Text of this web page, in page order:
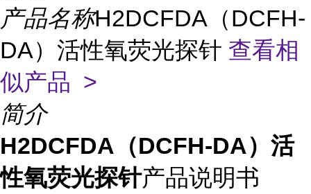
产品名称H2DCFDA（DCFH-
DA）活性氧荧光探针 查看相
似产品 >
简介
H2DCFDA（DCFH-DA）活
性氧荧光探针产品说明书